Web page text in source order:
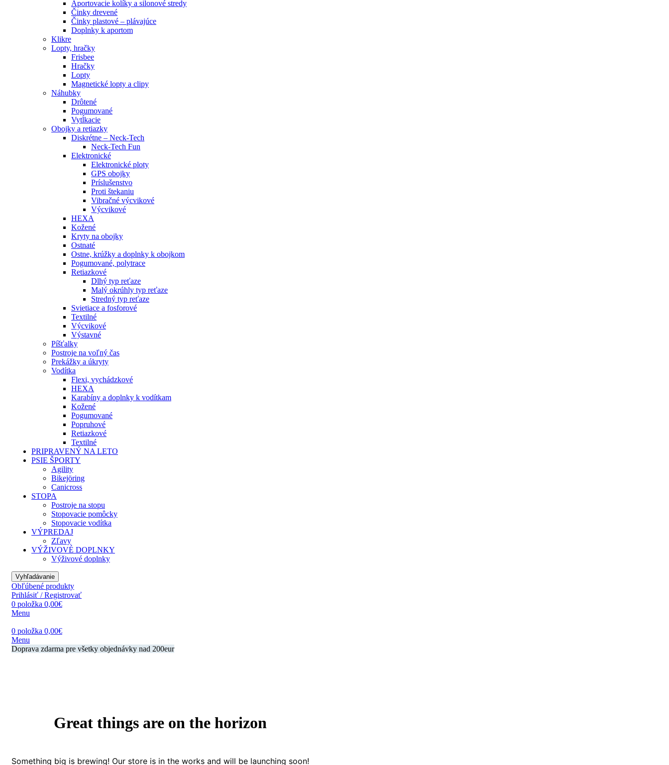
Aportovacie kolíky a silonové stredy
Činky drevené
Činky plastové – plávajúce
Doplnky k aportom
Klikre
Lopty, hračky
Frisbee
Hračky
Lopty
Magnetické lopty a clipy
Náhubky
Drôtené
Pogumované
Vytĺkacie
Obojky a retiazky
Diskrétne – Neck-Tech
Neck-Tech Fun
Elektronické
Elektronické ploty
GPS obojky
Príslušenstvo
Proti štekaniu
Vibračné výcvikové
Výcvikové
HEXA
Kožené
Kryty na obojky
Ostnaté
Ostne, krúžky a doplnky k obojkom
Pogumované, polytrace
Retiazkové
Dlhý typ reťaze
Malý okrúhly typ reťaze
Stredný typ reťaze
Svietiace a fosforové
Textilné
Výcvikové
Výstavné
Píšťalky
Postroje na voľný čas
Prekážky a úkryty
Vodítka
Flexi, vychádzkové
HEXA
Karabíny a doplnky k vodítkam
Kožené
Pogumované
Popruhové
Retiazkové
Textilné
PRIPRAVENÝ NA LETO
PSIE ŠPORTY
Agility
Bikejöring
Canicross
STOPA
Postroje na stopu
Stopovacie pomôcky
Stopovacie vodítka
VÝPREDAJ
Zľavy
VÝŽIVOVÉ DOPLNKY
Výživové doplnky
Vyhľadávanie
Obľúbené produkty
Prihlásiť / Registrovať
0 položka 0,00€
Menu
0 položka 0,00€
Menu
Doprava zdarma pre všetky objednávky nad 200eur
Great things are on the horizon
Something big is brewing! Our store is in the works and will be launching soon!